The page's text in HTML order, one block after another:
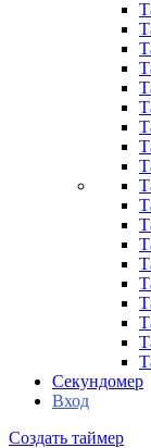
Секундомер
Вход
Создать таймер